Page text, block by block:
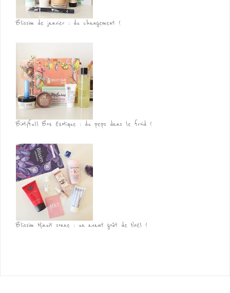
Blissim de janvier : du changement !
Biotyfull Box Exotique : du peps dans le froid !
Blissim Minuit sonne : un avant goût de Noël !